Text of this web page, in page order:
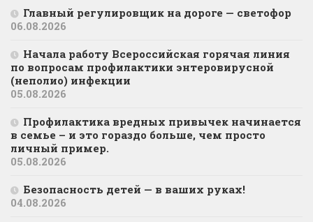
Главный регулировщик на дороге — светофор
06.08.2026
Начала работу Всероссийская горячая линия
по вопросам профилактики энтеровирусной
(неполио) инфекции
05.08.2026
Профилактика вредных привычек начинается
в семье – и это гораздо больше, чем просто
личный пример.
05.08.2026
Безопасность детей — в ваших руках!
04.08.2026